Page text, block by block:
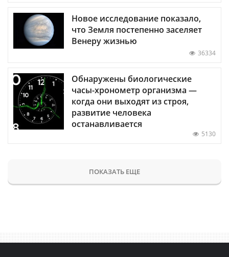
Новое исследование показало,
что Земля постепенно заселяет
Венеру жизнью
36334
Обнаружены биологические
часы-хронометр организма —
когда они выходят из строя,
развитие человека
останавливается
5130
ПОКАЗАТЬ ЕЩЕ